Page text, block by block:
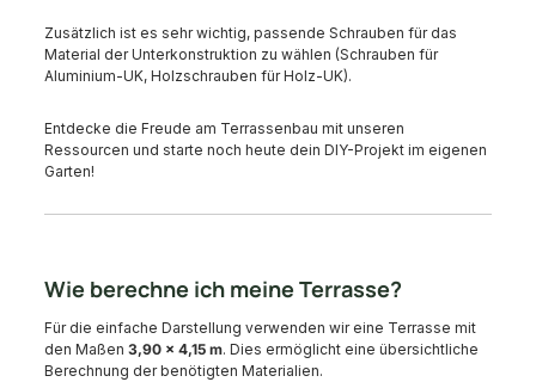
Zusätzlich ist es sehr wichtig, passende Schrauben für das
Material der Unterkonstruktion zu wählen (Schrauben für
Aluminium-UK, Holzschrauben für Holz-UK).
Entdecke die Freude am Terrassenbau mit unseren
Ressourcen und starte noch heute dein DIY-Projekt im eigenen
Garten!
Wie berechne ich meine Terrasse?
Für die einfache Darstellung verwenden wir eine Terrasse mit
den Maßen 3,90 × 4,15 m. Dies ermöglicht eine übersichtliche
Berechnung der benötigten Materialien.